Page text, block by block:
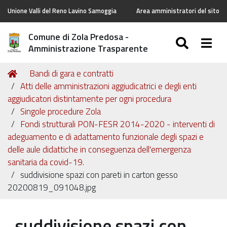
Unione Valli del Reno Lavino Samoggia Area amministratori del sito
Comune di Zola Predosa -
Amministrazione Trasparente
Tu
sei
qui:
Home
Bandi di gara e contratti
Atti delle amministrazioni aggiudicatrici e degli enti
aggiudicatori distintamente per ogni procedura
Singole procedure Zola
Fondi strutturali PON-FESR 2014-2020 - interventi di
adeguamento e di adattamento funzionale degli spazi e
delle aule didattiche in conseguenza dell'emergenza
sanitaria da covid-19.
suddivisione spazi con pareti in carton gesso
20200819_091048.jpg